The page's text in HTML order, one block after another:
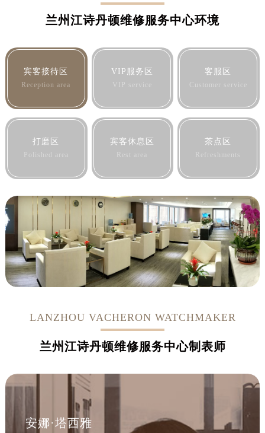
兰州江诗丹顿维修服务中心环境
宾客接待区
Reception area
VIP服务区
VIP service
客服区
Customer service
打磨区
Polished area
宾客休息区
Rest area
茶点区
Refreshments
LANZHOU VACHERON WATCHMAKER
兰州江诗丹顿维修服务中心制表师
安娜·塔西雅